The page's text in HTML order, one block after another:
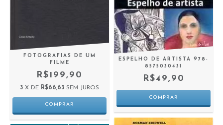
FOTOGRAFIAS DE UM
FILME
R$199,90
3 X DE R$66,63 SEM JUROS
ESPELHO DE ARTISTA 978-
8575030431
R$49,90